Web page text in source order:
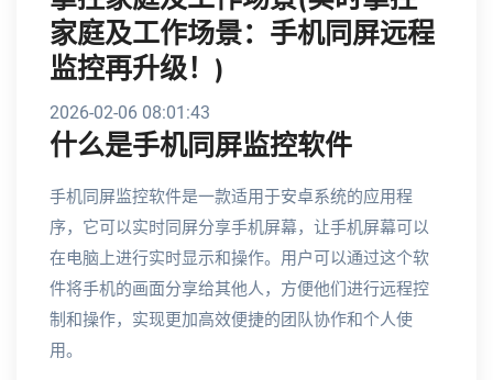
家庭及工作场景：手机同屏远程
监控再升级！)
2026-02-06 08:01:43
什么是手机同屏监控软件
手机同屏监控软件是一款适用于安卓系统的应用程
序，它可以实时同屏分享手机屏幕，让手机屏幕可以
在电脑上进行实时显示和操作。用户可以通过这个软
件将手机的画面分享给其他人，方便他们进行远程控
制和操作，实现更加高效便捷的团队协作和个人使
用。